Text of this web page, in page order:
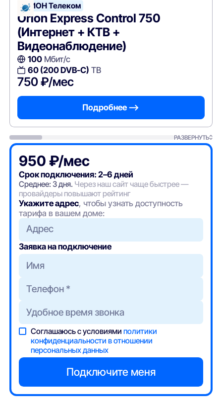
ОРИОН Телеком
Orion Express Control 750
(Интернет + КТВ +
Видеонаблюдение)
100Мбит/с
60 (200 DVB-C) ТВ
750 ₽/мес
Подробнее —>
РАЗВЕРНУТЬ
950 ₽/мес
Срок подключения: 2–6 дней
Среднее: 3 дня. Через наш сайт чаще быстрее —
провайдеры повышают рейтинг
Укажите адрес, чтобы узнать доступность
тарифа в вашем доме:
Адрес
Заявка на подключение
Соглашаюсь с условиямиполитики
конфиденциальности в отношении
персональных данных